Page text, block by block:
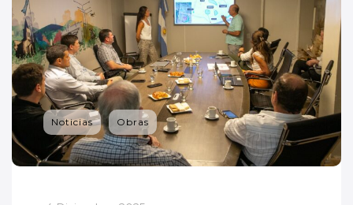
Noticias Obras